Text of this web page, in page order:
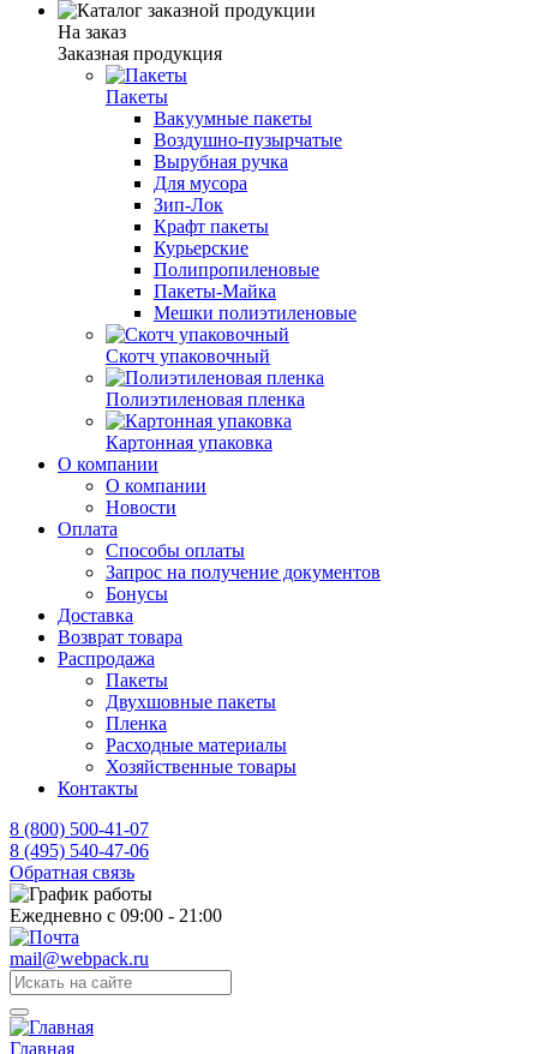
На заказ
Заказная продукция
Пакеты
Вакуумные пакеты
Воздушно-пузырчатые
Вырубная ручка
Для мусора
Зип-Лок
Крафт пакеты
Курьерские
Полипропиленовые
Пакеты-Майка
Мешки полиэтиленовые
Скотч упаковочный
Полиэтиленовая пленка
Картонная упаковка
О компании
О компании
Новости
Оплата
Способы оплаты
Запрос на получение документов
Бонусы
Доставка
Возврат товара
Распродажа
Пакеты
Двухшовные пакеты
Пленка
Расходные материалы
Хозяйственные товары
Контакты
8 (800) 500-41-07
8 (495) 540-47-06
Обратная связь
Ежедневно с 09:00 - 21:00
mail@webpack.ru
Главная